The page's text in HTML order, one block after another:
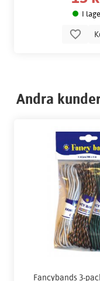
I
Andra
Fancybands 3-